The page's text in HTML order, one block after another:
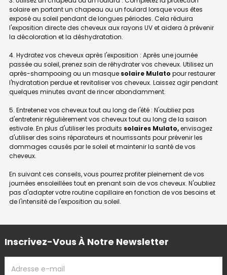
solaire en portant un chapeau ou un foulard lorsque vous êtes
exposé au soleil pendant de longues périodes. Cela réduira
l'exposition directe des cheveux aux rayons UV et aidera à prévenir
la décoloration et la déshydratation.
4. Hydratez vos cheveux après l'exposition : Après une journée
passée au soleil, prenez soin de réhydrater vos cheveux. Utilisez un
après-shampooing ou un masque solaire Mulato pour restaurer
l'hydratation perdue et revitaliser vos cheveux. Laissez agir pendant
quelques minutes avant de rincer abondamment.
5. Entretenez vos cheveux tout au long de l'été : N'oubliez pas
d'entretenir régulièrement vos cheveux tout au long de la saison
estivale. En plus d'utiliser les produits solaires Mulato,envisagez
d'utiliser des soins réparateurs et nourrissants pour prévenir les
dommages causés par le soleil et maintenir la santé de vos
cheveux.
En suivant ces conseils, vous pourrez profiter pleinement de vos
journées ensoleillées tout en prenant soin de vos cheveux. N'oubliez
pas d'adapter votre routine capillaire en fonction de vos besoins et
de l'intensité de l'exposition au soleil.
Inscrivez-Vous À Notre Newsletter
EMAIL